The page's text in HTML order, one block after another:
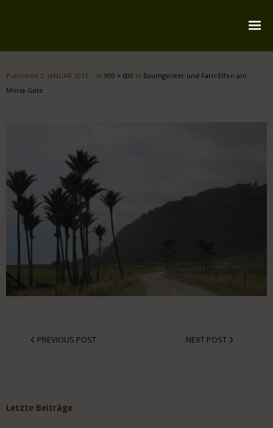
Über mich
Impressum
Datenschutz
Published 2. JANUAR 2015 at 900 × 600 in Baumgeister und Farn-Elfen am
Moria-Gate
PREVIOUS POST NEXT POST
Letzte Beiträge